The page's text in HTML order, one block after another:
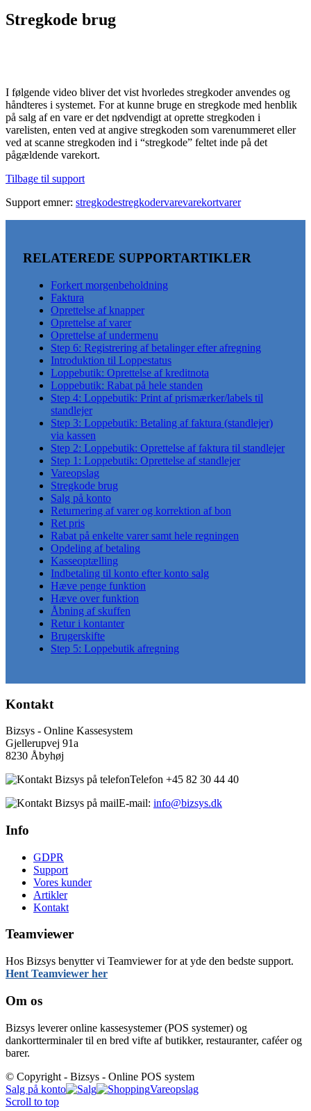
Stregkode brug
I følgende video bliver det vist hvorledes stregkoder anvendes og
håndteres i systemet. For at kunne bruge en stregkode med henblik
på salg af en vare er det nødvendigt at oprette stregkoden i
varelisten, enten ved at angive stregkoden som varenummeret eller
ved at scanne stregkoden ind i “stregkode” feltet inde på det
pågældende varekort.
Tilbage til support
Support emner: stregkodestregkodervarevarekortvarer
RELATEREDE SUPPORTARTIKLER
Forkert morgenbeholdning
Faktura
Oprettelse af knapper
Oprettelse af varer
Oprettelse af undermenu
Step 6: Registrering af betalinger efter afregning
Introduktion til Loppestatus
Loppebutik: Oprettelse af kreditnota
Loppebutik: Rabat på hele standen
Step 4: Loppebutik: Print af prismærker/labels til
standlejer
Step 3: Loppebutik: Betaling af faktura (standlejer)
via kassen
Step 2: Loppebutik: Oprettelse af faktura til standlejer
Step 1: Loppebutik: Oprettelse af standlejer
Vareopslag
Stregkode brug
Salg på konto
Returnering af varer og korrektion af bon
Ret pris
Rabat på enkelte varer samt hele regningen
Opdeling af betaling
Kasseoptælling
Indbetaling til konto efter konto salg
Hæve penge funktion
Hæve over funktion
Åbning af skuffen
Retur i kontanter
Brugerskifte
Step 5: Loppebutik afregning
Kontakt
Bizsys - Online Kassesystem
Gjellerupvej 91a
8230 Åbyhøj
Telefon +45 82 30 44 40
E-mail: info@bizsys.dk
Info
GDPR
Support
Vores kunder
Artikler
Kontakt
Teamviewer
Hos Bizsys benytter vi Teamviewer for at yde den bedste support.
Hent Teamviewer her
Om os
Bizsys leverer online kassesystemer (POS systemer) og
dankortterminaler til en bred vifte af butikker, restauranter, caféer og
barer.
© Copyright - Bizsys - Online POS system
Salg på konto
Vareopslag
Scroll to top